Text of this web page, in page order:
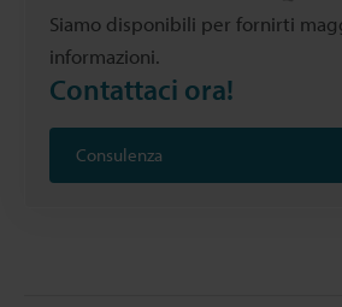
Siamo disponibili per fornirti
informazioni.
Contattaci ora!
Consulenza